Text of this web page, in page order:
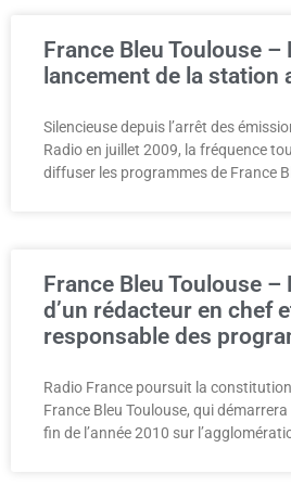
France Bleu Toulouse –
lancement de la station
Silencieuse depuis l’arrêt des
Radio en juillet 2009, la fréquence
diffuser les programmes de France
France Bleu Toulouse –
d’un rédacteur en chef
responsable des
Radio France poursuit la
France Bleu Toulouse, qui
fin de l’année 2010 sur